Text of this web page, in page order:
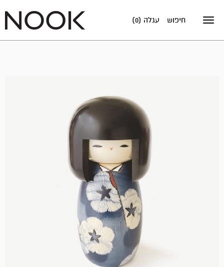
Toggle
עגלה (0) חיפוש